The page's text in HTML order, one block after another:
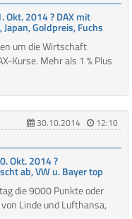
Okt. 2014 ? DAX mit
Goldpreis, Fuchs
um die Wirtschaft
Kurse. Mehr als 1 % Plus
30.10.2014
12:10
Okt. 2014 ?
ab, VW u. Bayer top
die 9000 Punkte oder
Linde und Lufthansa,